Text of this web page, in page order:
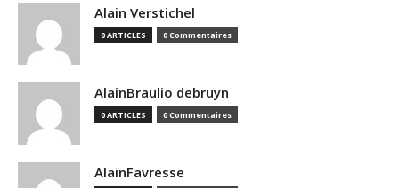
Alain Verstichel
0 ARTICLES 0 Commentaires
AlainBraulio debruyn
0 ARTICLES 0 Commentaires
AlainFavresse